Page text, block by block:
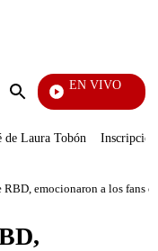
Enviar
EN VIVO
de Laura Tobón
RBD, emocionaron a los fans